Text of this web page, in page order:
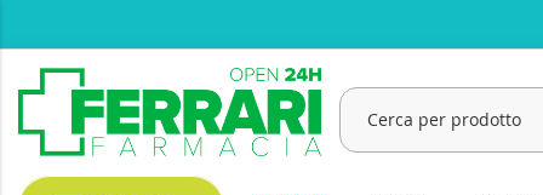
contenuto